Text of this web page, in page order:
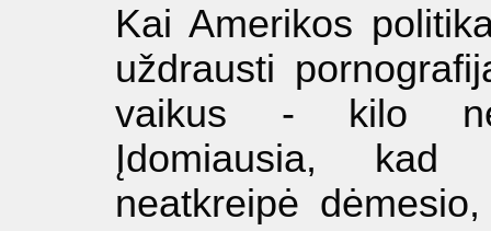
Kai Amerikos
uždrausti
vaikus - kilo
Įdomiausia, kad
neatkreipė